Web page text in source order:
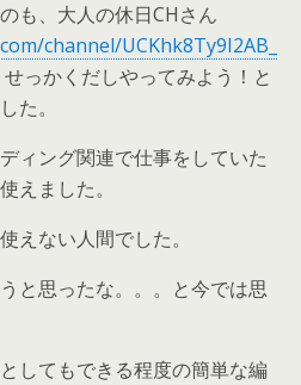
も、大人の休日CHさん
channel/UCKhk8Ty9I2AB_
っかくだしやってみよう！と
た。
ィング関連で仕事をしていた
えました。
えない人間でした。
と思ったな。。。と今では思
してもできる程度の簡単な編